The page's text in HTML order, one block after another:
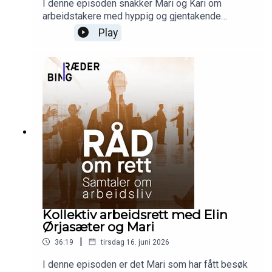
I denne episoden snakker Mari og Kari om
arbeidstakere med hyppig og gjentakende
sykefravær. Altså arbeidstaker med høy
fraværsprosent, men som aldri er borte så lenge
kom en god utredning som er utarbeidet på
oppdrag fra Digitaliserings- og
forvaltningsdepartementet og statens
partsammensatte IA-gruppe. Denne definerer hva
som anses som «hyppig gjentakende»
sykefravær, og gir råd om hvordan dette skal
håndteres. Mari og Kari går gjennom og
kommenterer ut fra sin erfaring med slike saker.
Play
Kollektiv arbeidsrett med Elin
Ørjasæter og Mari
36:19 | tirsdag 16. juni 2026
I denne episoden er det Mari som har fått besøk